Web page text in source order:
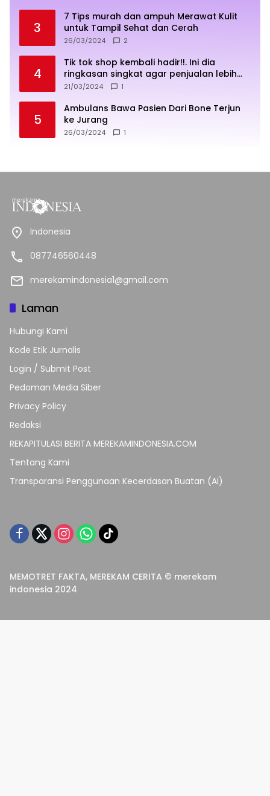
3
7 Tips murah dan ampuh Merawat Kulit
untuk Tampil Sehat dan Cerah
26/03/2024 2
4
Tik tok shop kembali hadir!!. Ini dia
ringkasan singkat agar penjualan lebih
sukses
21/03/2024 1
5
Ambulans Bawa Pasien Dari Bone Terjun
ke Jurang
26/03/2024 1
Indonesia
087746560448
merekamindonesia1@gmail.com
Laman
Hubungi Kami
Kode Etik Jurnalis
Login / Submit Post
Pedoman Media Siber
Privacy Policy
Redaksi
REKAPITULASI BERITA MEREKAMINDONESIA.COM
Tentang Kami
Transparansi Penggunaan Kecerdasan Buatan (AI)
MEMOTRET FAKTA, MEREKAM CERITA © merekam
indonesia 2024